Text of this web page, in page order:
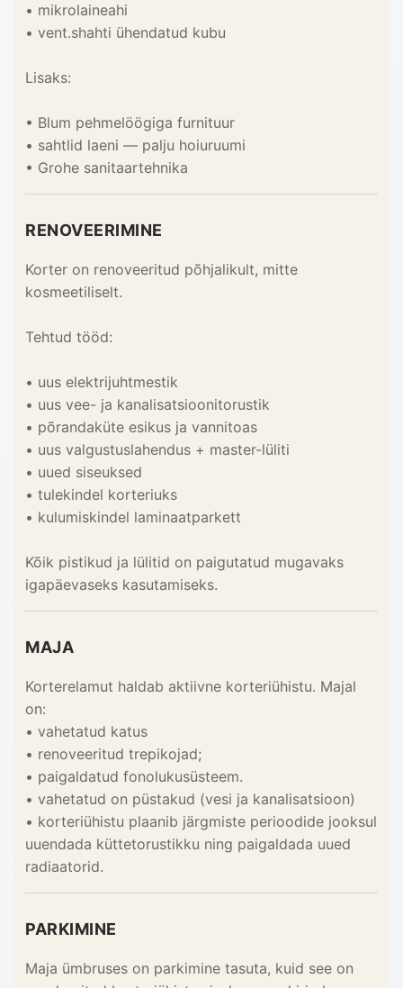
• mikrolaineahi
• vent.shahti ühendatud kubu
Lisaks:
• Blum pehmelöögiga furnituur
• sahtlid laeni — palju hoiuruumi
• Grohe sanitaartehnika
RENOVEERIMINE
Korter on renoveeritud põhjalikult, mitte
kosmeetiliselt.
Tehtud tööd:
• uus elektrijuhtmestik
• uus vee- ja kanalisatsioonitorustik
• põrandaküte esikus ja vannitoas
• uus valgustuslahendus + master-lüliti
• uued siseuksed
• tulekindel korteriuks
• kulumiskindel laminaatparkett
Kõik pistikud ja lülitid on paigutatud mugavaks
igapäevaseks kasutamiseks.
MAJA
Korterelamut haldab aktiivne korteriühistu. Majal
on:
• vahetatud katus
• renoveeritud trepikojad;
• paigaldatud fonolukusüsteem.
• vahetatud on püstakud (vesi ja kanalisatsioon)
• korteriühistu plaanib järgmiste perioodide jooksul
uuendada küttetorustikku ning paigaldada uued
radiaatorid.
PARKIMINE
Maja ümbruses on parkimine tasuta, kuid see on